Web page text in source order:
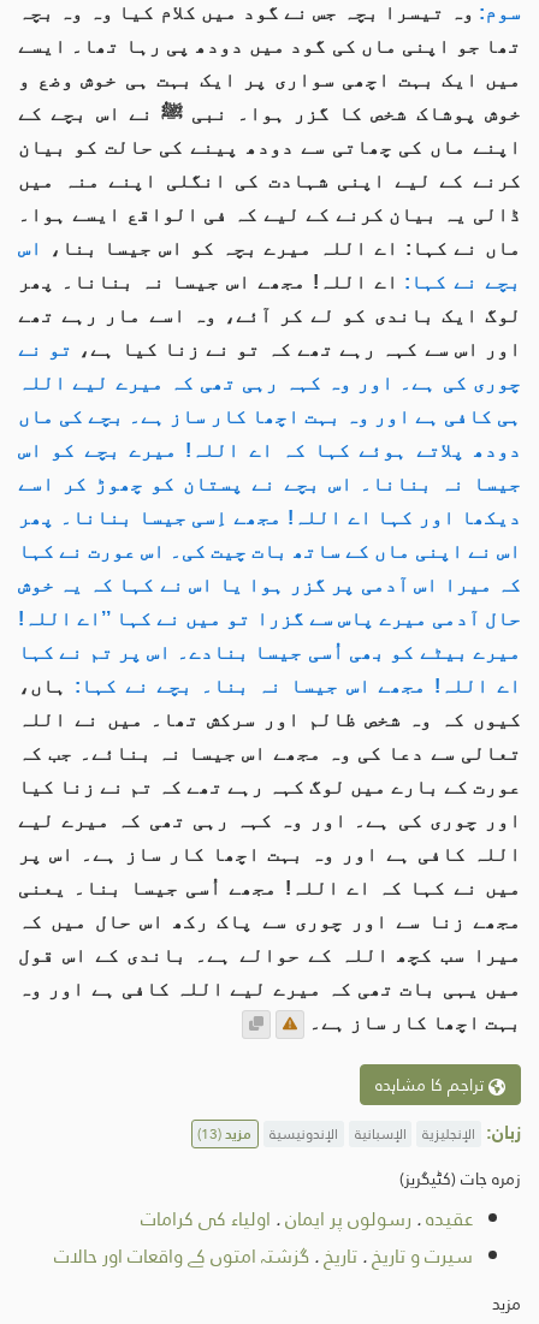
سوم: وہ تیسرا بچہ جس نے گود میں کلام کیا وہ وہ بچہ
تھا جو اپنی ماں کی گود میں دودھ پی رہا تھا۔ ايسے
میں ایک بہت اچھی سواری پر ایک بہت ہی خوش وضع و
خوش پوشاک شخص کا گزر ہوا۔ نبی ﷺ نے اس بچے کے
اپنے ماں کی چھاتی سے دودھ پینے کی حالت کو بیان
کرنے کے لیے اپنی شہادت کی انگلی اپنے منہ میں
ڈالی یہ بیان کرنے کے لیے کہ فی الواقع ایسے ہوا۔
ماں نے کہا: اے اللہ میرے بچہ کو اس جیسا بنا،
اس
بچے نے کہا: اے اللہ! مجھے اس جیسا نہ بنانا۔ پھر
لوگ ایک باندی کو لے کر آئے، وہ اسے مار رہے تھے
اور اس سے کہہ رہے تھے کہ تو نے زنا کیا ہے،
تو نے
چوری کی ہے۔ اور وہ کہہ رہی تھی کہ میرے لیے اللہ
ہی کافی ہے اور وہ بہت اچھا کار ساز ہے۔ بچے کی ماں
دودھ پلاتے ہوئے کہا کہ اے اللہ! میرے بچے کو اس
جیسا نہ بنانا۔ اس بچے نے پستان کو چھوڑ کر اسے
دیکھا اور کہا اے اللہ! مجھے اِسی جیسا بنانا۔ پھر
اس نے اپنی ماں کے ساتھ بات چیت کی۔ اس عورت نے کہا
کہ میرا اس آدمی پر گزر ہوا یا اس نے کہا کہ یہ خوش
حال آدمی میرے پاس سے گزرا تو میں نے کہا ’’اے اللہ!
میرے بیٹے کو بھی اُسی جیسا بنادے۔ اس پر تم نے کہا
اے اللہ! مجھے اس جیسا نہ بنا۔ بچے نے کہا: ہاں،
کیوں کہ وہ شخص ظالم اور سرکش تھا۔ میں نے اللہ
تعالی سے دعا کی وہ مجھے اس جیسا نہ بنائے۔ جب کہ
عورت کے بارے میں لوگ کہہ رہے تھے کہ تم نے زنا کیا
اور چوری کی ہے۔ اور وہ کہہ رہی تھی کہ میرے لیے
اللہ کافی ہے اور وہ بہت اچھا کار ساز ہے۔ اس پر
میں نے کہا کہ اے اللہ! مجھے اُسی جیسا بنا۔ یعنی
مجھے زنا سے اور چوری سے پاک رکھ اس حال میں کہ
میرا سب کچھ اللہ کے حوالے ہے۔ باندی کے اس قول
میں یہی بات تھی کہ میرے لیے اللہ کافی ہے اور وہ
بہت اچھا کار ساز ہے۔
تراجم کا مشاہدہ
زبان: الإنجليزية الإسبانية الإندونيسية مزید(13)
زمرہ جات (کٹیگریز)
عقیدہ. رسولوں پر ایمان. اولیاء کی کرامات
سیرت و تاریخ.تاریخ.گزشتہ امتوں کے واقعات اور حالات
مزید